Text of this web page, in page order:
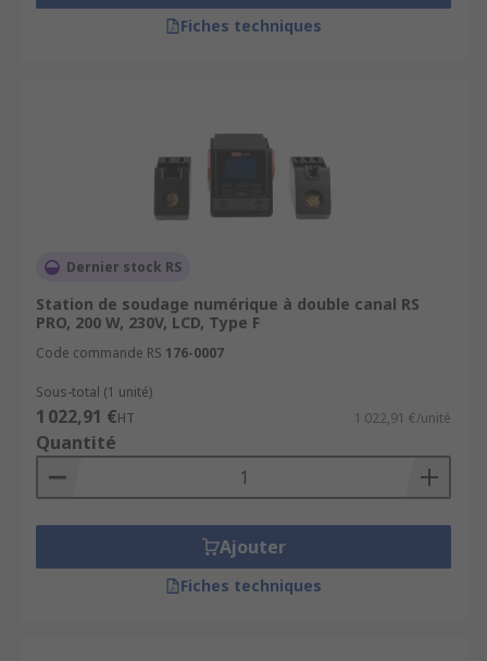
Fiches techniques
Dernier stock RS
Station de soudage numérique à double canal RS
PRO, 200 W, 230V, LCD, Type F
Code commande RS 176-0007
Sous-total (1 unité)
1 022,91 €HT 1 022,91 €/unité
Quantité
Ajouter
Fiches techniques